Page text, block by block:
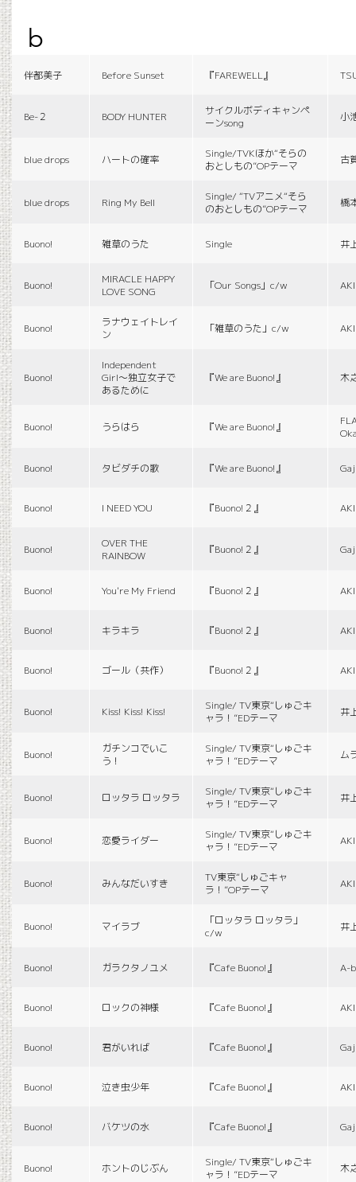
b
伴都美子 Before Sunset 『FAREWELL』
Be-２ BODY HUNTER
サイクルボディキャンペ
ーンsong
小
blue drops ハートの確率
Single/TVKほか“そらの
おとしもの”OPテーマ
古
blue drops Ring My Bell
Single/ “TVアニメ“そら
のおとしもの”OPテーマ
橋
Buono! 雑草のうた Single 井
Buono!
MIRACLE HAPPY
LOVE SONG
「Our Songs」c/w
Buono!
ラナウェイトレイ
ン
「雑草のうた」c/w
Buono!
Independent
Girl〜独立女子で
あるために
『We are Buono!』 木
Buono! うらはら 『We are Buono!』
Buono! タビダチの歌 『We are Buono!』
Buono! I NEED YOU 『Buono!２』
Buono!
OVER THE
RAINBOW
『Buono!２』
Buono! You're My Friend 『Buono!２』
Buono! キラキラ 『Buono!２』
Buono! ゴール（共作） 『Buono!２』
Buono! Kiss! Kiss! Kiss!
Single/ TV東京“しゅごキ
ャラ！”EDテーマ
井
Buono!
ガチンコでいこ
う！
Single/ TV東京“しゅごキ
ャラ！”EDテーマ
ム
Buono! ロッタラ ロッタラ
Single/ TV東京“しゅごキ
ャラ！”EDテーマ
井
Buono! 恋愛ライダー
Single/ TV東京“しゅごキ
ャラ！”EDテーマ
Buono! みんなだいすき
TV東京“しゅごキャ
ラ！”OPテーマ
Buono! マイラブ
「ロッタラ ロッタラ」
c/w
井
Buono! ガラクタノユメ 『Cafe Buono!』 A-
Buono! ロックの神様 『Cafe Buono!』
Buono! 君がいれば 『Cafe Buono!』
Buono! 泣き虫少年 『Cafe Buono!』
Buono! バケツの水 『Cafe Buono!』
Buono! ホントのじぶん
Single/ TV東京“しゅごキ
ャラ！”EDテーマ
木